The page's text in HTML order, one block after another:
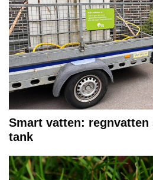
Smart vatten: regnvatten
tank